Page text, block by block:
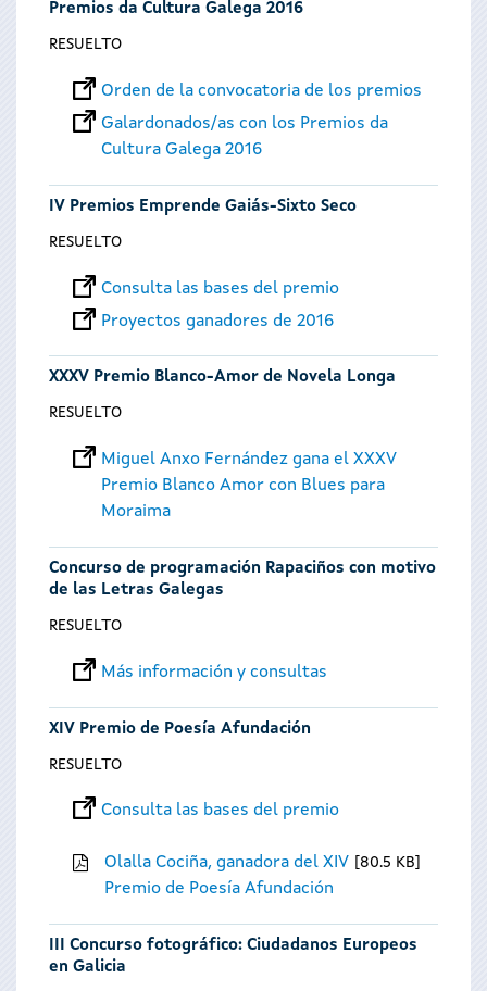
Premios da Cultura Galega 2016
RESUELTO
Orden de la convocatoria de los premios
Galardonados/as con los Premios da
Cultura Galega 2016
IV Premios Emprende Gaiás-Sixto Seco
RESUELTO
Consulta las bases del premio
Proyectos ganadores de 2016
XXXV Premio Blanco-Amor de Novela Longa
RESUELTO
Miguel Anxo Fernández gana el XXXV
Premio Blanco Amor con Blues para
Moraima
Concurso de programación Rapaciños con motivo
de las Letras Galegas
RESUELTO
Más información y consultas
XIV Premio de Poesía Afundación
RESUELTO
Consulta las bases del premio
Olalla Cociña, ganadora del XIV
Premio de Poesía Afundación
80.5 KB
III Concurso fotográfico: Ciudadanos Europeos
en Galicia